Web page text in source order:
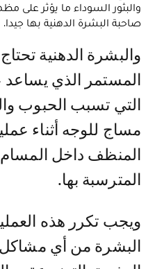
والبثور السوداء ما يؤثر على
صاحبة البشرة الدهنية بها جيدا.
والبشرة الدهنية تحتاج دائما إلى التنظيف
المستمر الذي
التي تسبب الحبوب
مساج للوجه أثناء
المنظف داخل
المترسبة بها.
البشرة من أي